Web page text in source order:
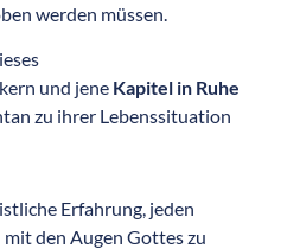
werden müssen.
und jene Kapitel in Ruhe
zu ihrer Lebenssituation
Erfahrung, jeden
den Augen Gottes zu